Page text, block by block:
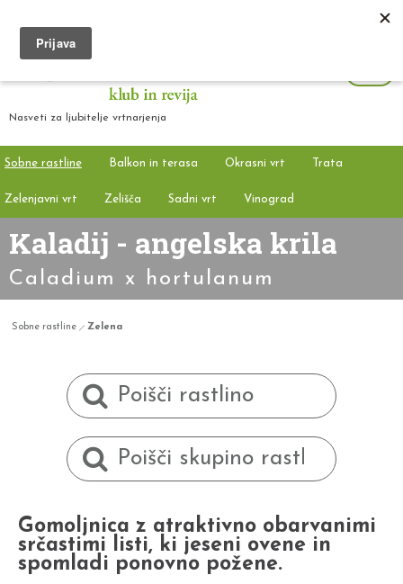
Nasveti za ljubitelje vrtnarjenja
Sobne rastline Balkon in terasa Okrasni vrt Trata
Zelenjavni vrt Zelišča Sadni vrt Vinograd
Kaladij - angelska krila
Caladium x hortulanum
Sobne rastline Zelena
Gomoljnica z atraktivno obarvanimi
srčastimi listi, ki jeseni ovene in
spomladi ponovno požene.